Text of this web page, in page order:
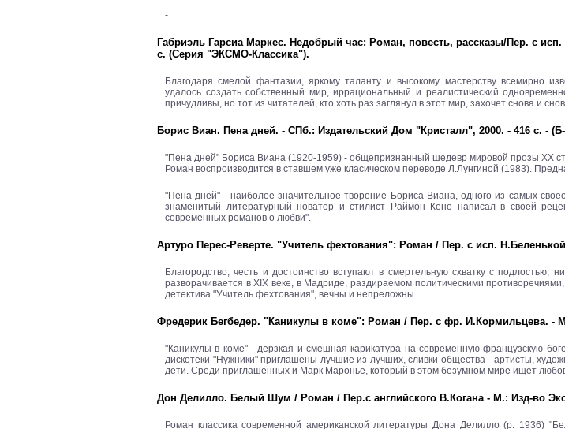
-
Габриэль Гарсиа Маркес. Недобрый час: Роман, повесть, рассказы/Пер. с
с. (Серия "ЭКСМО-Классика").
Благодаря смелой фантазии, яркому таланту и высокому мастерству всемирно
удалось создать собственный мир, иррациональный и реалистический
причудливы, но тот из читателей, кто хоть раз заглянул в этот мир, захочет снова и
Борис Виан. Пена дней. - СПб.: Издательский Дом "Кристалл", 2000. - 416 с. -
"Пена дней" Бориса Виана (1920-1959) - общепризнанный шедевр мировой прозы ХХ
Роман воспроизводится в ставшем уже класическом переводе Л.Лунгиной (1983).
"Пена дней" - наиболее значительное творение Бориса Виана, одного из самых
знаменитый литературный новатор и стилист Раймон Кено написал в своей
современных романов о любви".
Артуро Перес-Реверте. "Учитель фехтования": Роман / Пер. с исп.
Благородство, честь и достоинство вступают в смертельную схватку с подлостью,
разворачивается в ХІХ веке, в Мадриде, раздираемом политическими
детектива "Учитель фехтования", вечны и непреложны.
Фредерик Бегбедер. "Каникулы в коме": Роман / Пер. с фр. И.Кормильцева. -
"Каникулы в коме" - дерзкая и смешная карикатура на современную французскую
дискотеки "Нужники" приглашены лучшие из лучших, сливки общества - артисты,
дети. Среди приглашенных и Марк Маронье, который в этом безумном мире ищет
Дон Делилло. Белый Шум / Роман / Пер.с английского В.Когана - М.: Изд-во
Роман классика современной американской литературы Дона Делилло (р. 1936)